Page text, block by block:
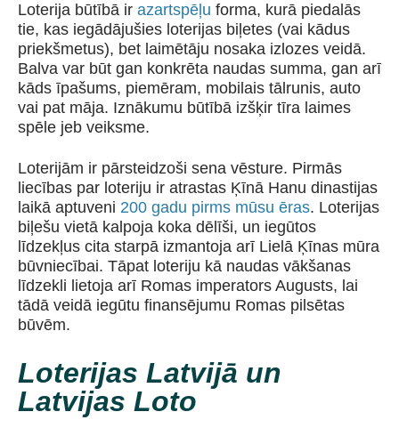
Loterija būtībā ir azartspēļu forma, kurā piedalās
tie, kas iegādājušies loterijas biļetes (vai kādus
priekšmetus), bet laimētāju nosaka izlozes veidā.
Balva var būt gan konkrēta naudas summa, gan arī
kāds īpašums, piemēram, mobilais tālrunis, auto
vai pat māja. Iznākumu būtībā izšķir tīra laimes
spēle jeb veiksme.
Loterijām ir pārsteidzoši sena vēsture. Pirmās
liecības par loteriju ir atrastas Ķīnā Hanu dinastijas
laikā aptuveni 200 gadu pirms mūsu ēras. Loterijas
biļešu vietā kalpoja koka dēlīši, un iegūtos
līdzekļus cita starpā izmantoja arī Lielā Ķīnas mūra
būvniecībai. Tāpat loteriju kā naudas vākšanas
līdzekli lietoja arī Romas imperators Augusts, lai
tādā veidā iegūtu finansējumu Romas pilsētas
būvēm.
Loterijas Latvijā un
Latvijas Loto